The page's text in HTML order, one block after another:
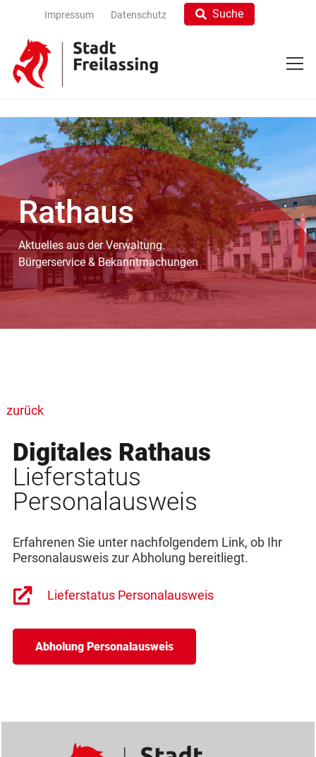
Impressum Datenschutz Suche
Rathaus
Aktuelles aus der Verwaltung.
Bürgerservice & Bekanntmachungen
zurück
Digitales Rathaus
Lieferstatus
Personalausweis
Erfahrenen Sie unter nachfolgendem Link, ob Ihr
Personalausweis zur Abholung bereitliegt.
Lieferstatus Personalausweis
Abholung Personalausweis